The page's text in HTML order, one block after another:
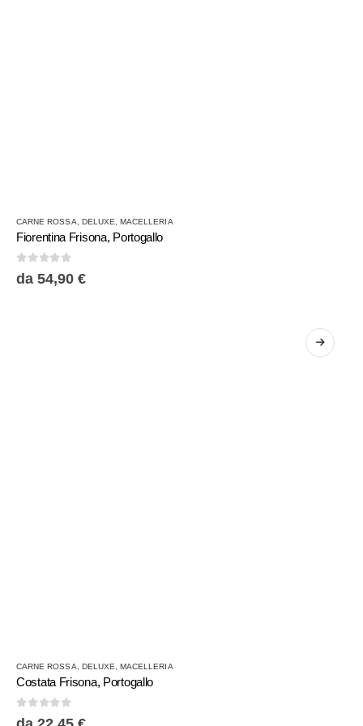
prodotto
ha
più
varianti.
CARNE ROSSA DELUXE ,MACELLERIA
Fiorentina Frisona, Portogallo
0Su 5
da 54,90 €
prodotto
ha
più
CARNE ROSSA DELUXE ,MACELLERIA
Costata Frisona, Portogallo
0Su 5